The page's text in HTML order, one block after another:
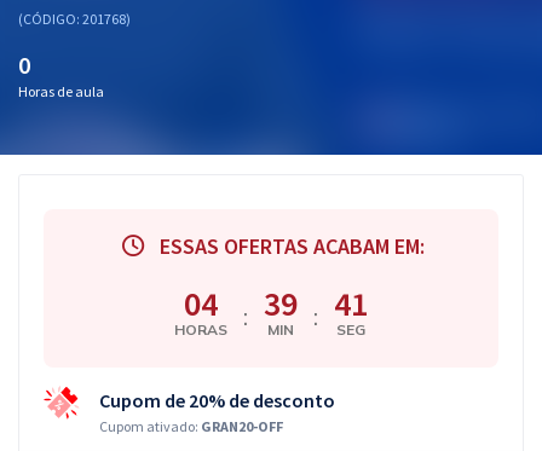
Questões grátis
Conteúdo gratuito
Aprovados
(CÓDIGO: 201768)
0
Horas de aula
ESSAS OFERTAS ACABAM EM:
04
HORAS : 39
MIN : 40
SEG
Cupom de 20% de desconto
Cupom ativado: GRAN20-OFF